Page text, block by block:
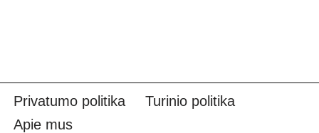
Privatumo politika
Turinio politika
Apie mus